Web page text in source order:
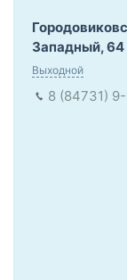
Западный, 64
Выходной
8 (84731)